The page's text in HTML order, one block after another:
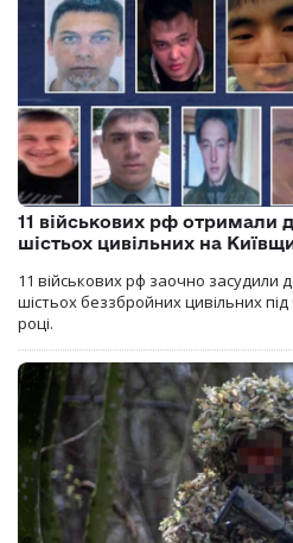
11 військових рф отримали
шістьох цивільних на
11 військових рф заочно засудили
шістьох беззбройних цивільних
році.